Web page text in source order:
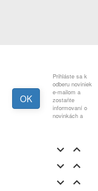
Prihláste sa k
odberu noviniek
e-mailom a
zostaňte
informovaní o
novinkách a
 
 
 